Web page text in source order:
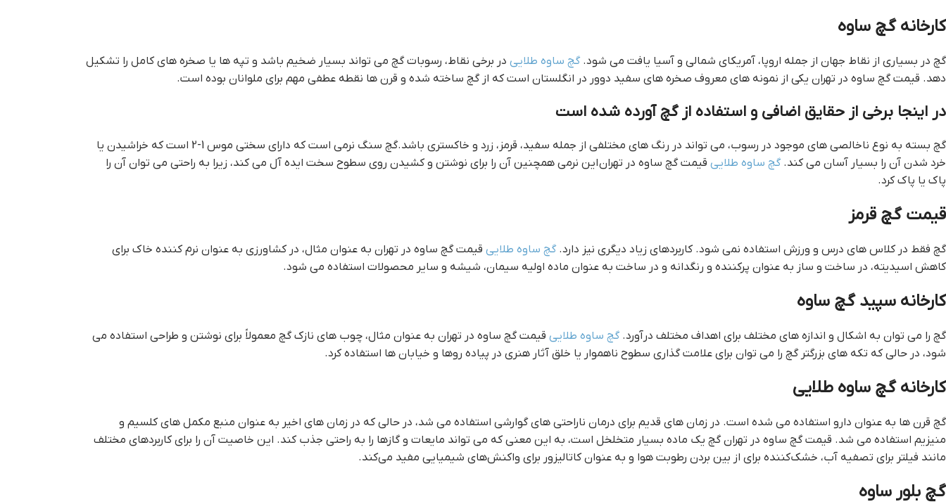
کارخانه گچ ساوه
گچ در بسیاری از نقاط جهان از جمله اروپا، آمریکای شمالی و آسیا یافت می شود.گچ ساوه طلایی در برخی نقاط، رسوبات گچ می تواند بسیار ضخیم باشد و تپه ها یا صخره های کامل را تشکیل
دهد. قيمت گچ ساوه در تهران یکی از نمونه های معروف صخره های سفید دوور در انگلستان است که از گچ ساخته شده و قرن ها نقطه عطفی مهم برای ملوانان بوده است.
در اینجا برخی از حقایق اضافی و استفاده از گچ آورده شده است
گچ بسته به نوع ناخالصی های موجود در رسوب، می تواند در رنگ های مختلفی از جمله سفید، قرمز، زرد و خاکستری باشد.گچ سنگ نرمی است که دارای سختی موس 1-2 است که خراشیدن یا
خرد شدن آن را بسیار آسان می کند.گچ ساوه طلایی قيمت گچ ساوه در تهران این نرمی همچنین آن را برای نوشتن و کشیدن روی سطوح سخت ایده آل می کند، زیرا به راحتی می توان آن را
پاک یا پاک کرد.
قيمت گچ قرمز
گچ فقط در کلاس های درس و ورزش استفاده نمی شود. کاربردهای زیاد دیگری نیز دارد.گچ ساوه طلایی قيمت گچ ساوه در تهران به عنوان مثال، در کشاورزی به عنوان نرم کننده خاک برای
کاهش اسیدیته، در ساخت و ساز به عنوان پرکننده و رنگدانه و در ساخت به عنوان ماده اولیه سیمان، شیشه و سایر محصولات استفاده می شود.
کارخانه سپيد گچ ساوه
گچ را می توان به اشکال و اندازه های مختلف برای اهداف مختلف درآورد.گچ ساوه طلایی قيمت گچ ساوه در تهران به عنوان مثال، چوب های نازک گچ معمولاً برای نوشتن و طراحی استفاده می
شود، در حالی که تکه های بزرگتر گچ را می توان برای علامت گذاری سطوح ناهموار یا خلق آثار هنری در پیاده روها و خیابان ها استفاده کرد.
کارخانه گچ ساوه طلايي
گچ قرن ها به عنوان دارو استفاده می شده است. در زمان های قدیم برای درمان ناراحتی های گوارشی استفاده می شد، در حالی که در زمان های اخیر به عنوان منبع مکمل های کلسیم و
منیزیم استفاده می شد. قيمت گچ ساوه در تهران گچ یک ماده بسیار متخلخل است، به این معنی که می تواند مایعات و گازها را به راحتی جذب کند. این خاصیت آن را برای کاربردهای مختلف
مانند فیلتر برای تصفیه آب، خشک‌کننده برای از بین بردن رطوبت هوا و به عنوان کاتالیزور برای واکنش‌های شیمیایی مفید می‌کند.
گچ بلور ساوه